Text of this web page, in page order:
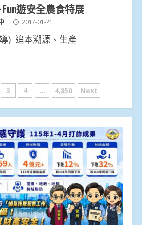
遊安全農食特展
2017-01-21
) 追本溯源、生產
3 4 ... 4,850 Next